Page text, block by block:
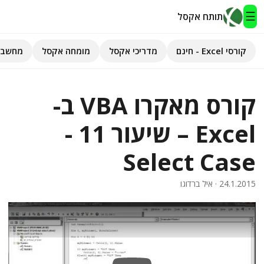
☰ תותח אקסל
קורסי Excel - חינם
מדריכי אקסל
השירותים שלנו
מחשבוני אקסל
פיתוח אפליקציות
חיפוש
קורסי Excel - חינם מדריכי אקסל מומחה אקסל
קורס מאקרו VBA ב-
Excel – שיעור 11 -
Select Case
24.1.2015 · איל ברדוגו